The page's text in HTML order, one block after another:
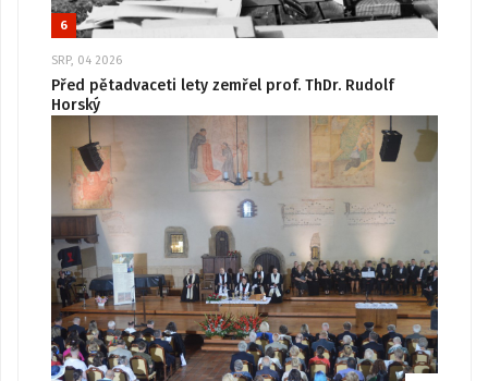
6
SRP, 04 2026
Před pětadvaceti lety zemřel prof. ThDr. Rudolf
Horský